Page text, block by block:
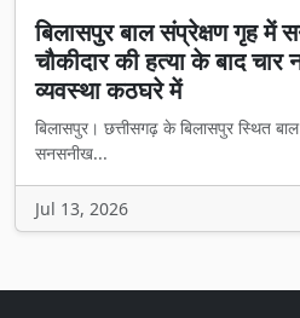
बिलासपुर बाल संप्रेक्षण गृह में
चौकीदार की हत्या के बाद चार
व्यवस्था कठघरे में
बिलासपुर। छत्तीसगढ़ के बिलासपुर स्थित
सनसनीख...
Jul 13, 2026